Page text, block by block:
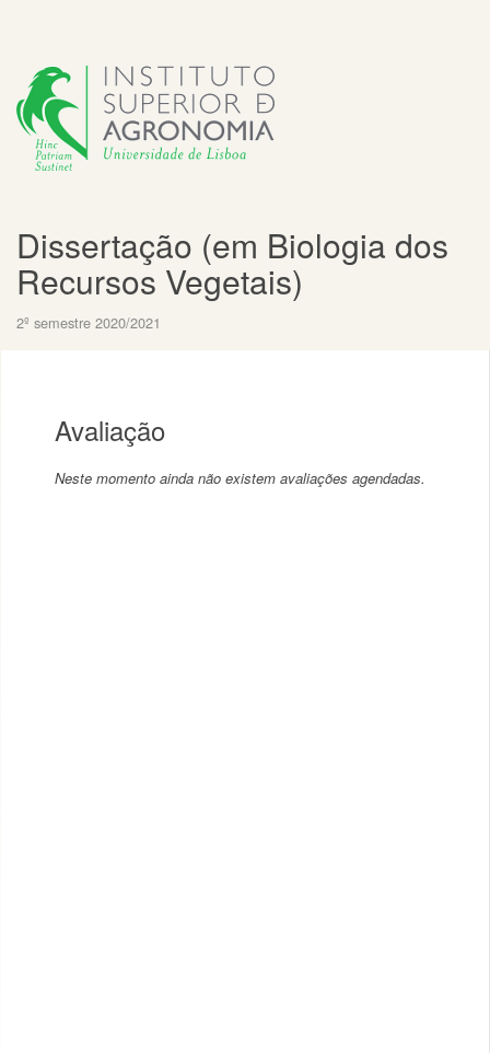
Dissertação (em Biologia dos
Recursos Vegetais)
2º semestre 2020/2021
Avaliação
Neste momento ainda não existem avaliações agendadas.